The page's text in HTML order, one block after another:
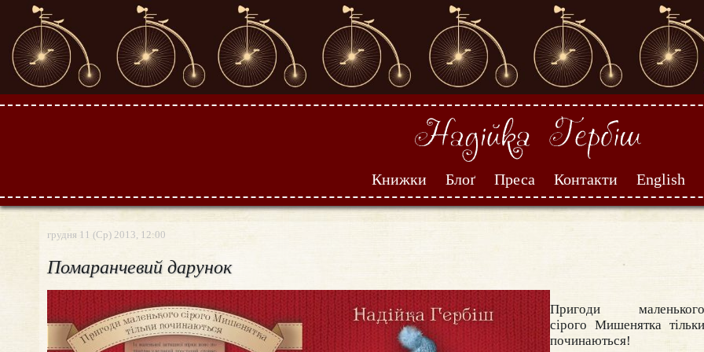
Книжки Блоґ Преса Контакти English
грудня 11 (Ср) 2013, 12:00
Помаранчевий дарунок
Пригоди
сірого Мишенятка
починаються!